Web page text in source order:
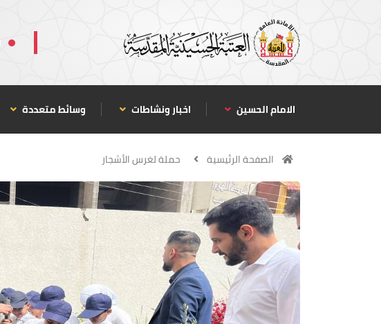
الامام الحسين اخبار ونشاطات وسائط متعددة
الصفحة الرئيسية حملة لغرس الأشجار